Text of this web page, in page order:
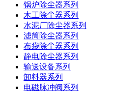
锅炉除尘器系列
木工除尘器系列
水泥厂除尘器系列
滤筒除尘器系列
布袋除尘器系列
静电除尘器系列
输送设备系列
卸料器系列
电磁脉冲阀系列